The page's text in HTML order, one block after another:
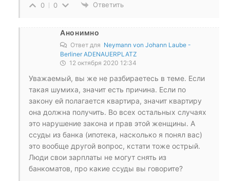
0 0 Ответить
Анонимно
Ответ для Neymann von Johann Laube -
Berliner ADENAUERPLATZ
12 октября 2020 12:34
Уважаемый, вы же не разбираетесь в теме. Если
такая шумиха, значит есть причина. Если по
закону ей полагается квартира, значит квартиру
она должна получить. Во всех остальных случаях
это нарушение закона и прав этой женщины. А
ссуды из банка (ипотека, насколько я понял вас)
это вообще другой вопрос, кстати тоже острый.
Люди свои зарплаты не могут снять из
банкоматов, про какие ссуды вы говорите?